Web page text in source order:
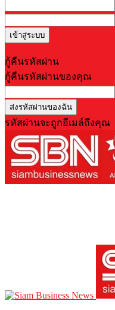
กู้คืนรหัสผ่าน
กู้คืนรหัสผ่านของคุณ
รหัสผ่านจะถูกอีเมล์ถึงคุณ